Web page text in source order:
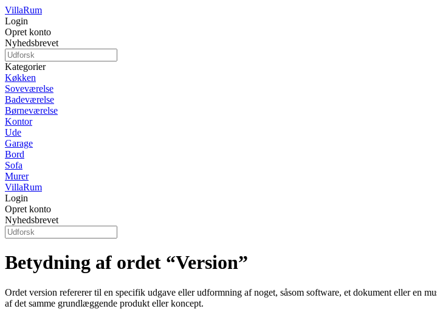
VillaRum
Login
Opret konto
Nyhedsbrevet
Kategorier
Køkken
Soveværelse
Badeværelse
Børneværelse
Kontor
Ude
Garage
Bord
Sofa
Murer
VillaRum
Login
Opret konto
Nyhedsbrevet
Betydning af ordet “Version”
Ordet version refererer til en specifik udgave eller udformning af noget, såsom software, et dokument eller en
af det samme grundlæggende produkt eller koncept.